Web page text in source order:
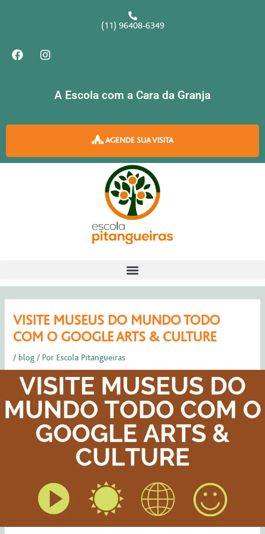
conteúdo
(11) 96408-6349
F
a
k
I
n
a
A Escola com a Cara da Granja
AGENDE SUA VISITA
VISITE MUSEUS DO MUNDO TODO
COM O GOOGLE ARTS & CULTURE
/ blog / Por Escola Pitangueiras
navigation